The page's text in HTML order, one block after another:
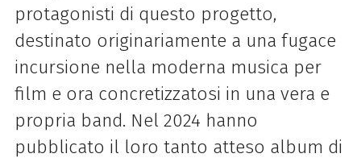
protagonisti di questo progetto,
destinato originariamente a una fugace
incursione nella moderna musica per
film e ora concretizzatosi in una vera e
propria band. Nel 2024 hanno
pubblicato il loro tanto atteso album di